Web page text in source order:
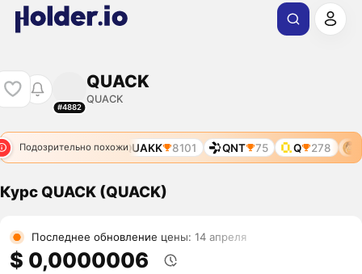
#4882
QUACK
QUACK
Подозрительно похожи
QUAIN 7352 QUAKK 8101 QNT 75 Q 278
Курс QUACK (QUACK)
Последнее обновление цены: 14 апреля
$ 0,0000006